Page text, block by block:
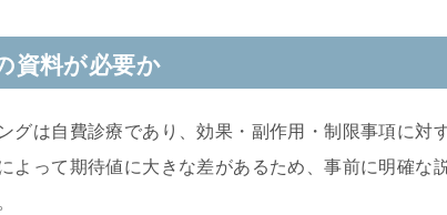
資料が必要か
グは自費診療であり、効果・副作用・制限事項に対
よって期待値に大きな差があるため、事前に明確な